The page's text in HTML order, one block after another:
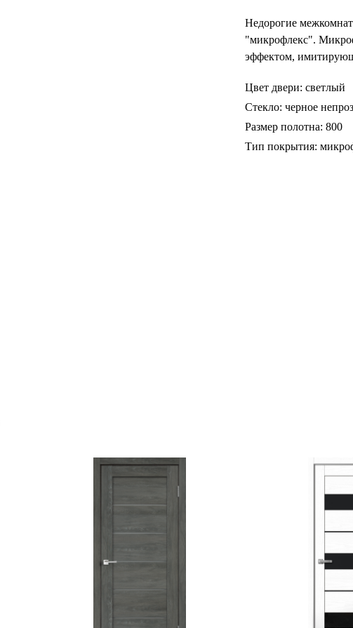
Недорогие
"микрофлекс".
эффектом,
Цвет двери: светлый
Стекло: черное
Размер полотна: 800
Тип покрытия: